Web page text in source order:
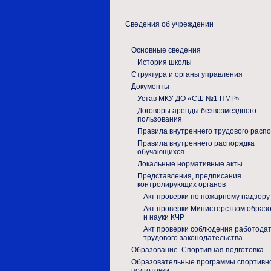
Сведения об учреждении
Основные сведения
История школы
Структура и органы управления
Документы
Устав МКУ ДО «СШ №1 ПМР»
Договоры аренды безвозмездного
пользования
Правила внутреннего трудового
Правила внутреннего распорядка
обучающихся
Локальные нормативные акты
Представления, предписания
контролирующих органов
Акт проверки по пожарному надзору
Акт проверки Министерством
и науки КЧР
Акт проверки соблюдения
трудового законодательства
Образование. Спортивная подготовка
Образовательные программы